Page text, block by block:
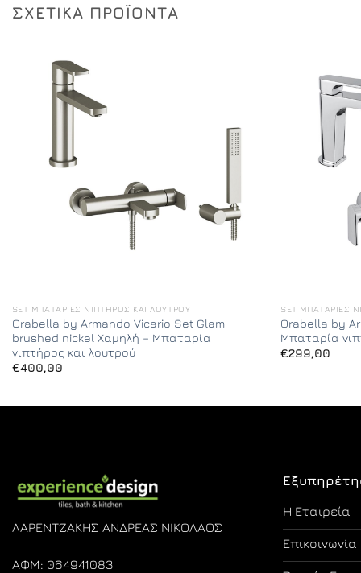
ΣΧΕΤΙΚΆ ΠΡΟΪΌΝΤΑ
SET ΜΠΑΤΑΡΊΕΣ ΝΙΠΤΉΡΟΣ ΚΑΙ ΛΟΥΤΡΟΎ
Orabella by Armando Vicario Set Glam
brushed nickel Χαμηλή – Μπαταρία
νιπτήρος και λουτρού
€400,00
SET ΜΠΑΤΑΡΊΕΣ
Orabella by
Μπαταρία
€299,00
ΛΑΡΕΝΤΖΑΚΗΣ ΑΝΔΡΕΑΣ ΝΙΚΟΛΑΟΣ
ΑΦΜ: 064941083
Η Εταιρεία
Επικοινωνία